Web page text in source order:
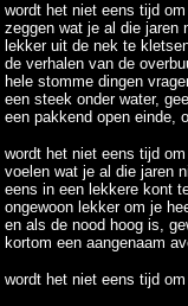
wordt het niet eens tijd
zeggen wat je al die jaren
lekker uit de nek te
de verhalen van de
hele stomme dingen
een steek onder water,
een pakkend open einde,
wordt het niet eens tijd
voelen wat je al die jaren
eens in een lekkere kont
ongewoon lekker om je
en als de nood hoog is,
kortom een aangenaam
wordt het niet eens tijd